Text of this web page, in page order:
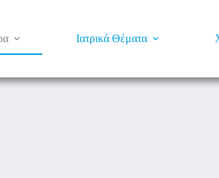
Ιατρικά Θέματα